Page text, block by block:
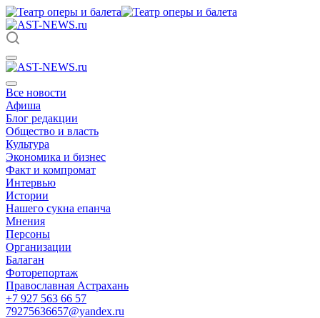
Все новости
Афиша
Блог редакции
Общество и власть
Культура
Экономика и бизнес
Факт и компромат
Интервью
Истории
Нашего сукна епанча
Мнения
Персоны
Организации
Балаган
Фоторепортаж
Православная Астрахань
+7 927 563 66 57
79275636657@yandex.ru